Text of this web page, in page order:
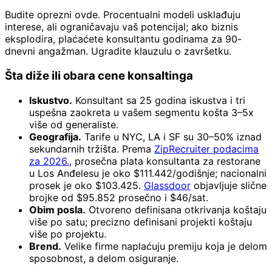
Budite oprezni ovde. Procentualni modeli usklađuju
interese, ali ograničavaju vaš potencijal; ako biznis
eksplodira, plaćaćete konsultantu godinama za 90-
dnevni angažman. Ugradite klauzulu o završetku.
Šta diže ili obara cene konsaltinga
Iskustvo. Konsultant sa 25 godina iskustva i tri
uspešna zaokreta u vašem segmentu košta 3–5x
više od generaliste.
Geografija. Tarife u NYC, LA i SF su 30–50% iznad
sekundarnih tržišta. Prema ZipRecruiter podacima
za 2026., prosečna plata konsultanta za restorane
u Los Anđelesu je oko $111.442/godišnje; nacionalni
prosek je oko $103.425. Glassdoor objavljuje slične
brojke od $95.852 prosečno i $46/sat.
Obim posla. Otvoreno definisana otkrivanja koštaju
više po satu; precizno definisani projekti koštaju
više po projektu.
Brend. Velike firme naplaćuju premiju koja je delom
sposobnost, a delom osiguranje.